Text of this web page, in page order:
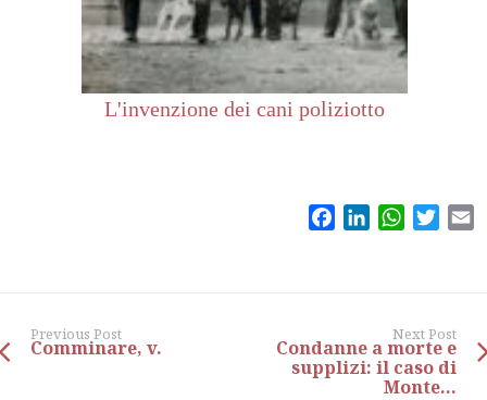
L'invenzione dei cani poliziotto
FacebookLinkedIn
Previous Post
Comminare, v.
Next Post
Condanne a morte e
supplizi: il caso di
Monte...